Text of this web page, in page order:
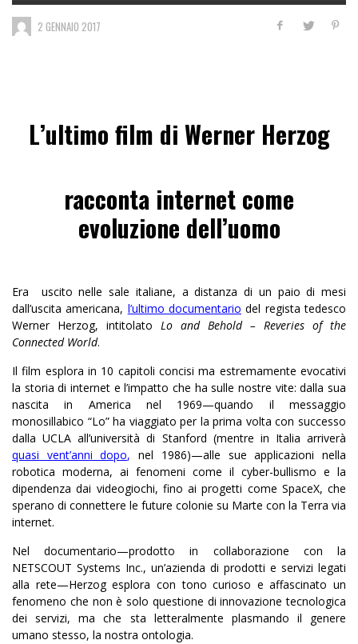
2 GENNAIO 2017
L’ultimo film di Werner Herzog
racconta internet come
evoluzione dell’uomo
Era uscito nelle sale italiane, a distanza di un paio di mesi
dall’uscita americana, l’ultimo documentario del regista tedesco
Werner Herzog, intitolato Lo and Behold – Reveries of the
Connected World.
Il film esplora in 10 capitoli concisi ma estremamente evocativi
la storia di internet e l’impatto che ha sulle nostre vite: dalla sua
nascita in America nel 1969—quando il messaggio
monosillabico “Lo” ha viaggiato per la prima volta con successo
dalla UCLA all’università di Stanford (mentre in Italia arriverà
quasi vent’anni dopo, nel 1986)—alle sue applicazioni nella
robotica moderna, ai fenomeni come il cyber-bullismo e la
dipendenza dai videogiochi, fino ai progetti come SpaceX, che
sperano di connettere le future colonie su Marte con la Terra via
internet.
Nel documentario—prodotto in collaborazione con la
NETSCOUT Systems Inc., un’azienda di prodotti e servizi legati
alla rete—Herzog esplora con tono curioso e affascinato un
fenomeno che non è solo questione di innovazione tecnologica
dei servizi, ma che sta letteralmente plasmando il genere
umano stesso, la nostra ontologia.